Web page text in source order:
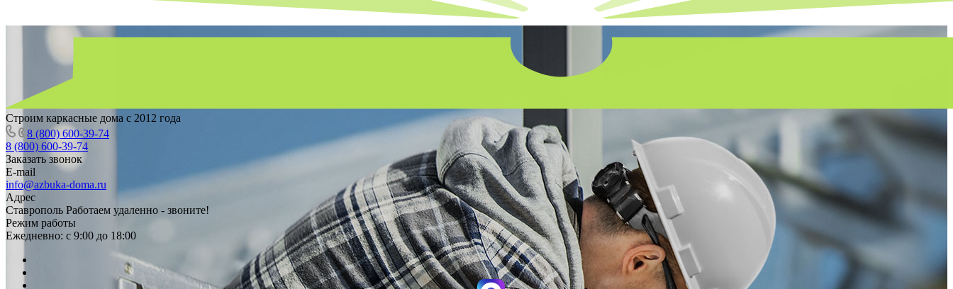
Строим каркасные дома с 2012 года
8 (800) 600-39-74
8 (800) 600-39-74
Заказать звонок
E-mail
info@azbuka-doma.ru
Адрес
Ставрополь Работаем удаленно - звоните!
Режим работы
Ежедневно: с 9:00 до 18:00